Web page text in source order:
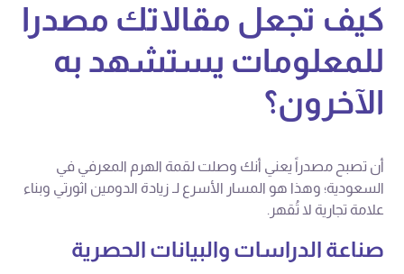
كيف تجعل مقالاتك مصدرا
للمعلومات يستشهد به
الآخرون؟
أن تصبح مصدراً يعني أنك وصلت لقمة الهرم المعرفي في
السعودية؛ وهذا هو المسار الأسرع لـ زيادة الدومين اثورتي وبناء
علامة تجارية لا تُقهر.
صناعة الدراسات والبيانات الحصرية